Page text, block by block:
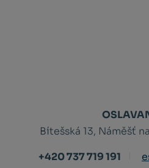
Bítešská 13, Náměšť
+420 737 719 191